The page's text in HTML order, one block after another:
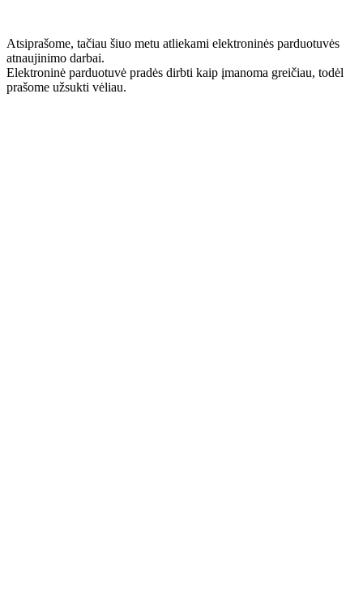
Atsiprašome, tačiau šiuo metu atliekami elektroninės parduotuvės
atnaujinimo darbai.
Elektroninė parduotuvė pradės dirbti kaip įmanoma greičiau, todėl
prašome užsukti vėliau.